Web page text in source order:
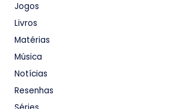
Jogos
Livros
Matérias
Música
Notícias
Resenhas